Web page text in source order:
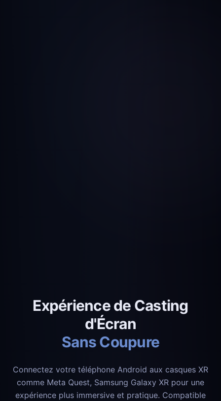
Expérience de Casting
d'Écran
Sans Coupure
Connectez votre téléphone Android aux casques XR
comme Meta Quest, Samsung Galaxy XR pour une
expérience plus immersive et pratique. Compatible